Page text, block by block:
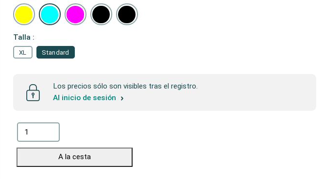
Talla :
XL Standard
Los precios sólo son visibles tras el registro.
Al inicio de sesión
A la cesta